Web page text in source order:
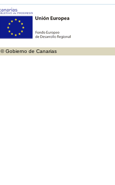
© Gobierno de Canarias